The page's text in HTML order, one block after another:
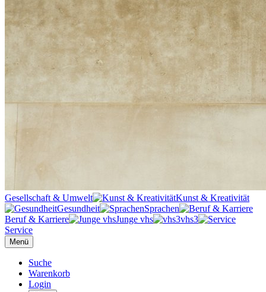
Gesellschaft & Umwelt
Kunst & Kreativität
Gesundheit
Sprachen
Beruf & Karriere
Junge vhs
vhs3
Service
Menü
Suche
Warenkorb
Login